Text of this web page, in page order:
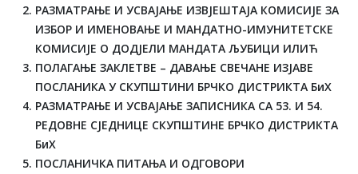
РАЗМАТРАЊЕ И УСВАЈАЊЕ ИЗВЈЕШТАЈА КОМИСИЈЕ ЗА
ИЗБОР И ИМЕНОВАЊЕ И МАНДАТНО-ИМУНИТЕТСКЕ
КОМИСИЈЕ О ДОДЈЕЛИ МАНДАТА ЉУБИЦИ ИЛИЋ
ПОЛАГАЊЕ ЗАКЛЕТВЕ – ДАВАЊЕ СВЕЧАНЕ ИЗЈАВЕ
ПОСЛАНИКА У СКУПШТИНИ БРЧКО ДИСТРИКТА БиХ
РАЗМАТРАЊЕ И УСВАЈАЊЕ ЗАПИСНИКА СА 53. И 54.
РЕДОВНЕ СЈЕДНИЦЕ СКУПШТИНЕ БРЧКО ДИСТРИКТА
БиХ
ПОСЛАНИЧКА ПИТАЊА И ОДГОВОРИ